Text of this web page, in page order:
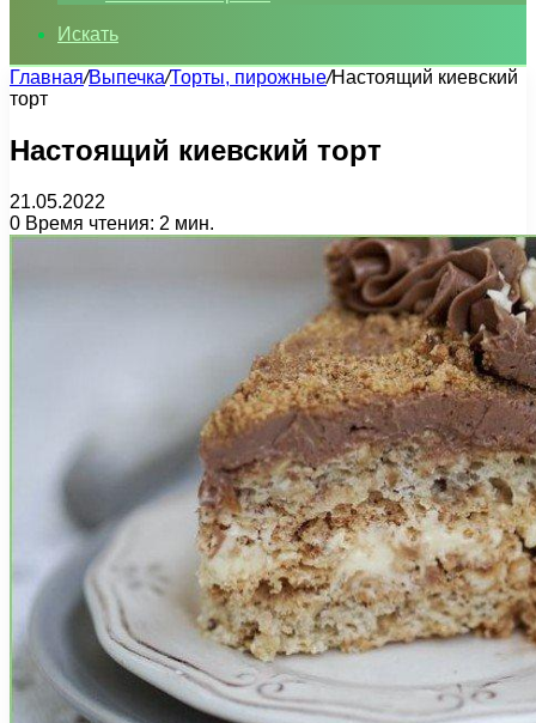
Искать
Главная/Выпечка/Торты, пирожные/Настоящий киевский
торт
Настоящий киевский торт
21.05.2022
0 Время чтения: 2 мин.